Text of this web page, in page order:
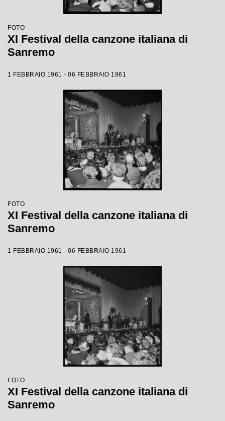
FOTO
XI Festival della canzone italiana di
Sanremo
1 FEBBRAIO 1961 - 06 FEBBRAIO 1961
FOTO
XI Festival della canzone italiana di
Sanremo
1 FEBBRAIO 1961 - 06 FEBBRAIO 1961
FOTO
XI Festival della canzone italiana di
Sanremo